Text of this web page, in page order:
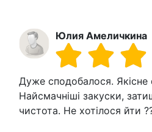
Юлия Амеличкина
Дуже сподобалося. Якісне
Найсмачніші закуски,
чистота. Не хотілося йти